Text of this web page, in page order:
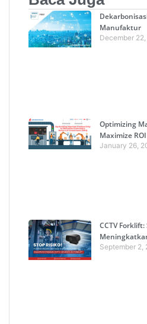
Manufaktur
December
Optimizing
Maximize ROI
January 26,
CCTV
September 2,